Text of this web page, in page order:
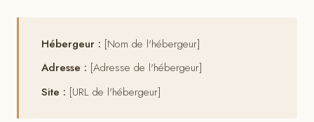
Hébergeur : [Nom de l'hébergeur]
Adresse : [Adresse de l'hébergeur]
Site : [URL de l'hébergeur]